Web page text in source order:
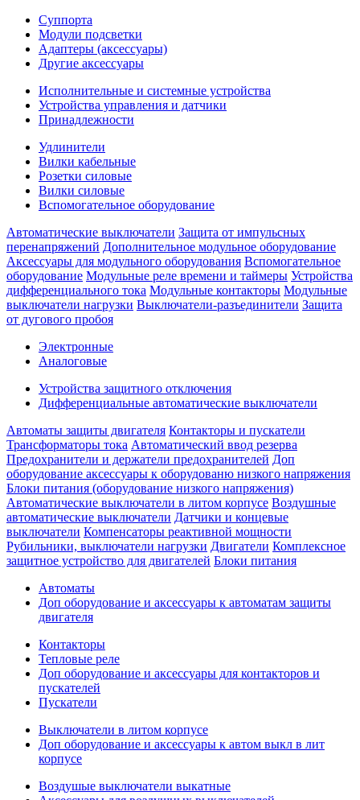
Суппорта
Модули подсветки
Адаптеры (аксессуары)
Другие аксессуары
Исполнительные и системные устройства
Устройства управления и датчики
Принадлежности
Удлинители
Вилки кабельные
Розетки силовые
Вилки силовые
Вспомогательное оборудование
Автоматические выключатели Защита от импульсных
перенапряжений Дополнительное модульное оборудование
Аксессуары для модульного оборудования Вспомогательное
оборудование Модульные реле времени и таймеры Устройства
дифференциального тока Модульные контакторы Модульные
выключатели нагрузки Выключатели-разъединители Защита
от дугового пробоя
Электронные
Аналоговые
Устройства защитного отключения
Дифференциальные автоматические выключатели
Автоматы защиты двигателя Контакторы и пускатели
Трансформаторы тока Автоматический ввод резерва
Предохранители и держатели предохранителей Доп
оборудование аксессуары к оборудованю низкого напряжения
Блоки питания (оборудование низкого напряжения)
Автоматические выключатели в литом корпусе Воздушные
автоматические выключатели Датчики и концевые
выключатели Компенсаторы реактивной мощности
Рубильники, выключатели нагрузки Двигатели Комплексное
защитное устройство для двигателей Блоки питания
Автоматы
Доп оборудование и аксессуары к автоматам защиты
двигателя
Контакторы
Тепловые реле
Доп оборудование и аксессуары для контакторов и
пускателей
Пускатели
Выключатели в литом корпусе
Доп оборудование и аксессуары к автом выкл в лит
корпусе
Воздушые выключатели выкатные